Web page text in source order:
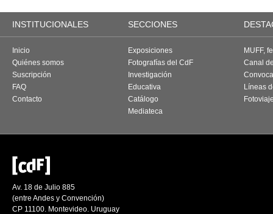
INSTITUCIONALES SECCIONES
Inicio
Quiénes somos
Suscripción
FAQ
Contacto
Exposiciones
Fotografías del CdF
Investigación
Educativa
Catálogo
Mediateca
MUFF,
Canal
Líneas
Av. 18 de Julio 885
(entre Andes y Convención)
CP 11100. Montevideo. Uruguay